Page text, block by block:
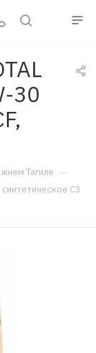
30
Тагиле —
C3